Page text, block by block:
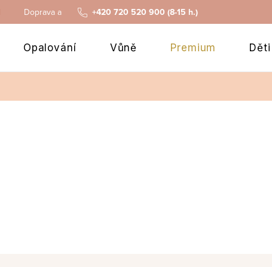
+420 720 520 900 (8-15 h.)
Doprava a platba
Opalování Vůně Premium Děti